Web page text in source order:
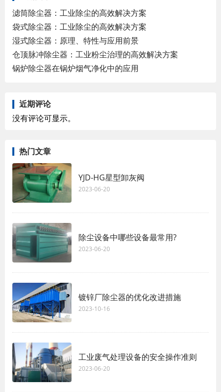
滤筒除尘器：工业除尘的高效解决方案
袋式除尘器：工业除尘的高效解决方案
湿式除尘器：原理、特性与应用前景
仓顶脉冲除尘器：工业粉尘治理的高效解决方案
锅炉除尘器在锅炉烟气净化中的应用
近期评论
没有评论可显示。
热门文章
YJD-HG星型卸灰阀
2023-06-20
除尘设备中哪些设备最常用?
2023-06-20
镀锌厂除尘器的优化改进措施
2023-10-16
工业废气处理设备的安全操作准则
2023-06-20